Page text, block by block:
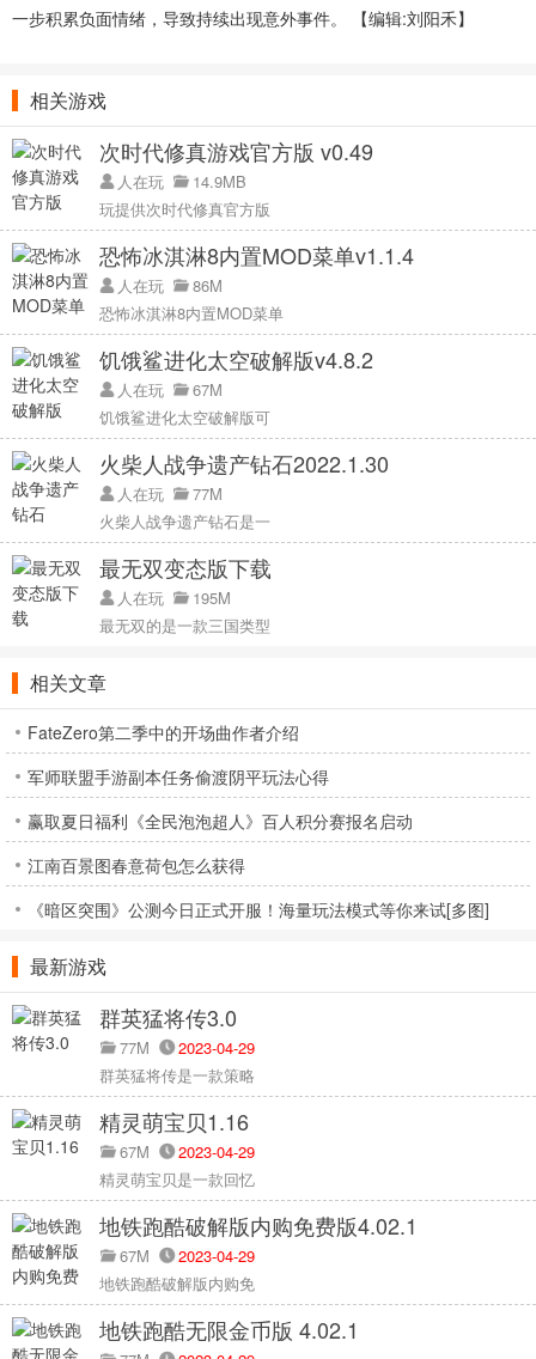
一步积累负面情绪，导致持续出现意外事件。
【编辑:刘阳禾】
相关游戏
次时代修真游戏官方版 v0.49
人在玩
14.9MB
玩提供次时代修真官方版
恐怖冰淇淋8内置MOD菜单v1.1.4
人在玩
86M
恐怖冰淇淋8内置MOD菜单
饥饿鲨进化太空破解版v4.8.2
人在玩
67M
饥饿鲨进化太空破解版可
火柴人战争遗产钻石2022.1.30
人在玩
77M
火柴人战争遗产钻石是一
最无双变态版下载
人在玩
195M
最无双的是一款三国类型
相关文章
FateZero第二季中的开场曲作者介绍
军师联盟手游副本任务偷渡阴平玩法心得
赢取夏日福利《全民泡泡超人》百人积分赛报名启动
江南百景图春意荷包怎么获得
《暗区突围》公测今日正式开服！海量玩法模式等你来试[多图]
最新游戏
群英猛将传3.0
77M
2023-04-29
群英猛将传是一款策略
精灵萌宝贝1.16
67M
2023-04-29
精灵萌宝贝是一款回忆
地铁跑酷破解版内购免费版4.02.1
67M
2023-04-29
地铁跑酷破解版内购免
地铁跑酷无限金币版 4.02.1